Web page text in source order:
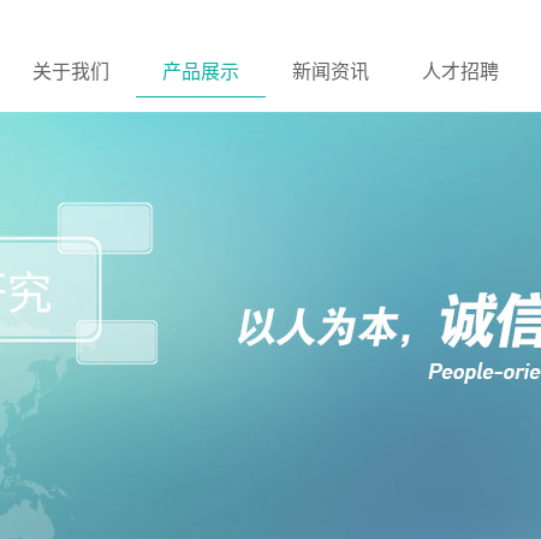
关于我们 产品展示 新闻资讯 人才招聘